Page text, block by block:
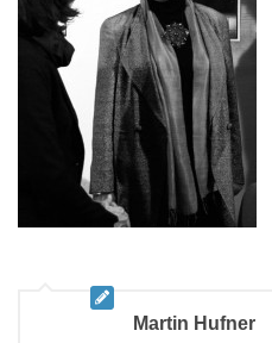
Martin Hufner